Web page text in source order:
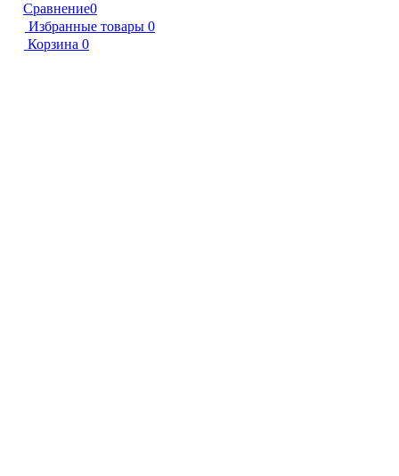
Сравнение0
Избранные товары 0
Корзина 0